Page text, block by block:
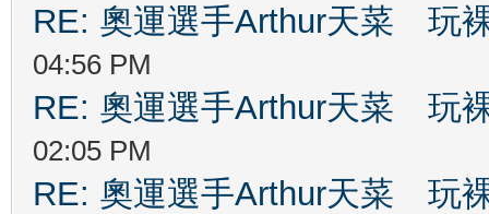
RE: 奧運選手Arthur天菜 玩
04:56 PM
RE: 奧運選手Arthur天菜 玩
02:05 PM
RE: 奧運選手Arthur天菜 玩